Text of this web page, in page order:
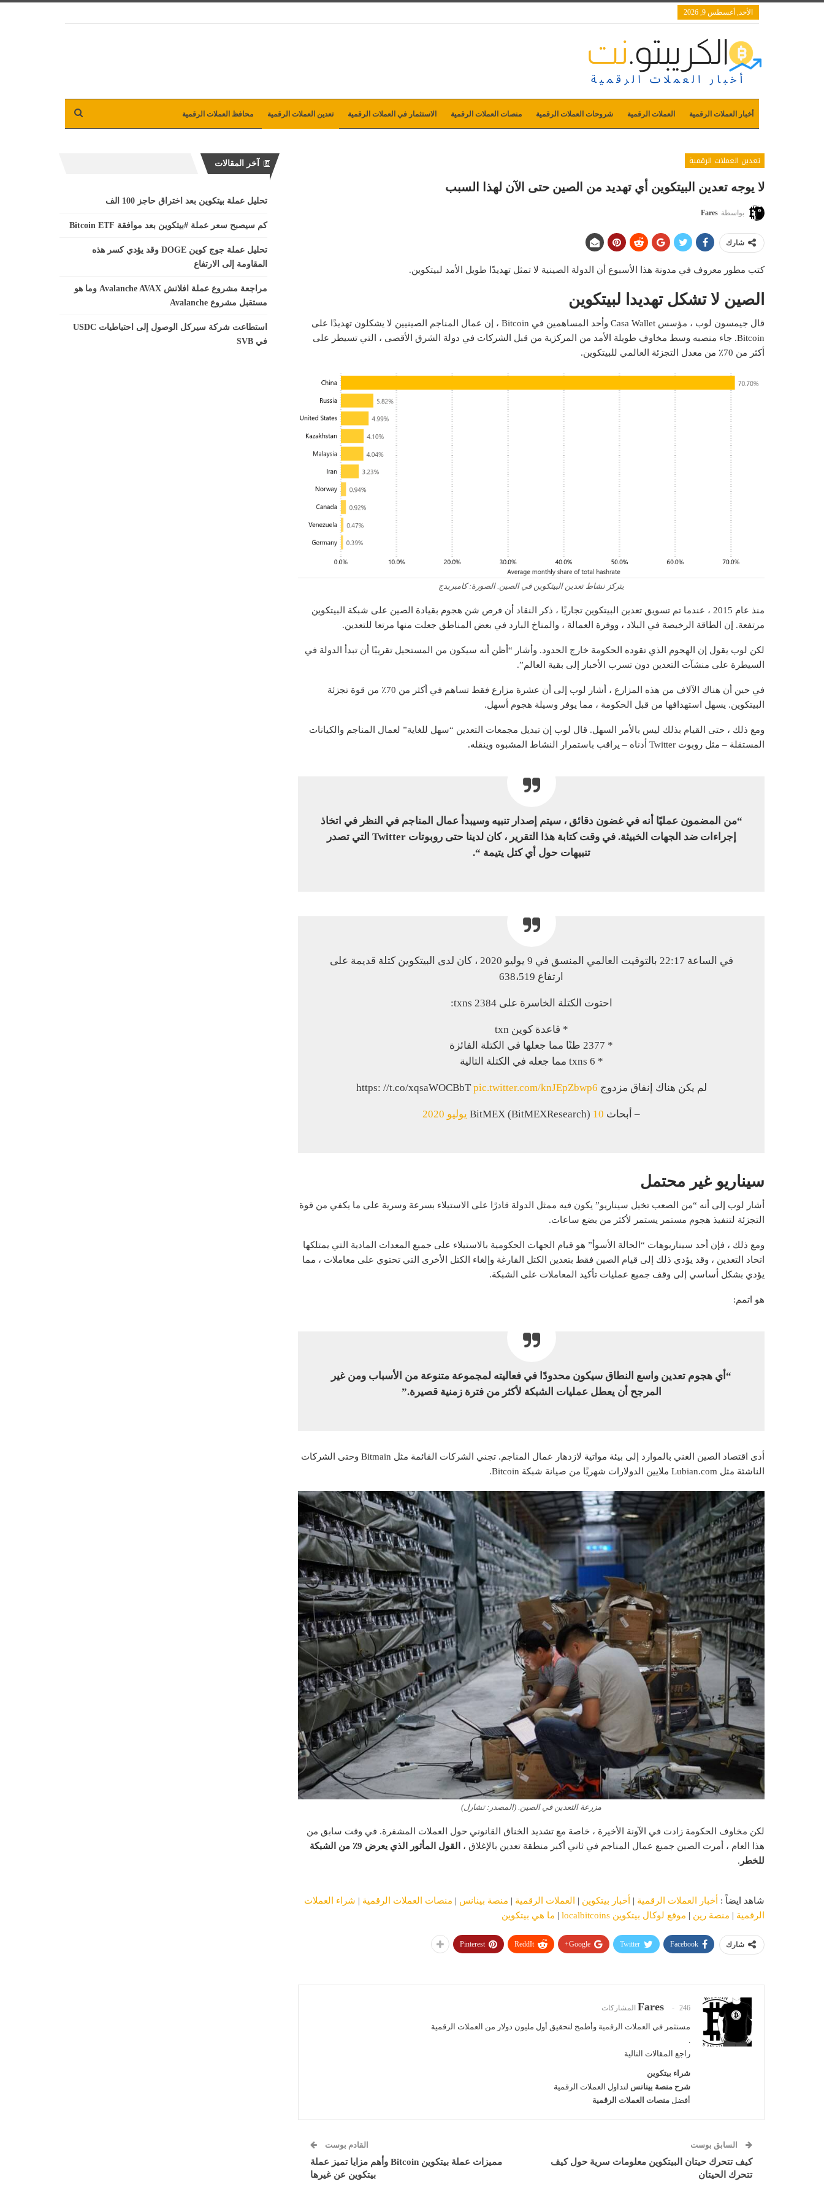
الأحد, أغسطس 9, 2026
أخبار العملات الرقمية العملات الرقمية شروحات العملات الرقمية منصات العملات الرقمية الاستثمار في العملات الرقمية تعدين العملات الرقمية محافظ العملات الرقمية
تعدين العملات الرقمية
لا يوجه تعدين البيتكوين أي تهديد من الصين حتى الآن لهذا السبب
بواسطة Fares
شارك
كتب مطور معروف في مدونة هذا الأسبوع أن الدولة الصينية لا تمثل تهديدًا طويل الأمد لبيتكوين.
الصين لا تشكل تهديدا لبيتكوين
قال جيمسون لوب ، مؤسس Casa Wallet وأحد المساهمين في Bitcoin ، إن عمال المناجم الصينيين لا يشكلون تهديدًا على
Bitcoin. جاء منصبه وسط مخاوف طويلة الأمد من المركزية من قبل الشركات في دولة الشرق الأقصى ، التي تسيطر على
أكثر من 70٪ من معدل التجزئة العالمي للبيتكوين.
يتركز نشاط تعدين البيتكوين في الصين. الصورة: كامبريدج
منذ عام 2015 ، عندما تم تسويق تعدين البيتكوين تجاريًا ، ذكر النقاد أن فرص شن هجوم بقيادة الصين على شبكة البيتكوين
مرتفعة. إن الطاقة الرخيصة في البلاد ، ووفرة العمالة ، والمناخ البارد في بعض المناطق جعلت منها مرتعا للتعدين.
لكن لوب يقول إن الهجوم الذي تقوده الحكومة خارج الحدود. وأشار “أظن أنه سيكون من المستحيل تقريبًا أن تبدأ الدولة في
السيطرة على منشآت التعدين دون تسرب الأخبار إلى بقية العالم”.
في حين أن هناك الآلاف من هذه المزارع ، أشار لوب إلى أن عشرة مزارع فقط تساهم في أكثر من 70٪ من قوة تجزئة
البيتكوين. يسهل استهدافها من قبل الحكومة ، مما يوفر وسيلة هجوم أسهل.
ومع ذلك ، حتى القيام بذلك ليس بالأمر السهل. قال لوب إن تبديل مجمعات التعدين “سهل للغاية” لعمال المناجم والكيانات
المستقلة – مثل روبوت Twitter أدناه – يراقب باستمرار النشاط المشبوه وينقله.
“من المضمون عمليًا أنه في غضون دقائق ، سيتم إصدار تنبيه وسيبدأ عمال المناجم في النظر في اتخاذ
إجراءات ضد الجهات الخبيثة. في وقت كتابة هذا التقرير ، كان لدينا حتى روبوتات Twitter التي تصدر
تنبيهات حول أي كتل يتيمة “.
في الساعة 22:17 بالتوقيت العالمي المنسق في 9 يوليو 2020 ، كان لدى البيتكوين كتلة قديمة على
ارتفاع 638،519
احتوت الكتلة الخاسرة على 2384 txns:
* قاعدة كوين txn
* 2377 طنًا مما جعلها في الكتلة الفائزة
* 6 txns مما جعله في الكتلة التالية
لم يكن هناك إنفاق مزدوج https: //t.co/xqsaWOCBbT pic.twitter.com/knJEpZbwp6
– أبحاث BitMEX (BitMEXResearch) 10 يوليو 2020
سيناريو غير محتمل
أشار لوب إلى أنه “من الصعب تخيل سيناريو” يكون فيه ممثل الدولة قادرًا على الاستيلاء بسرعة وسرية على ما يكفي من قوة
التجزئة لتنفيذ هجوم مستمر يستمر لأكثر من بضع ساعات.
ومع ذلك ، فإن أحد سيناريوهات “الحالة الأسوأ” هو قيام الجهات الحكومية بالاستيلاء على جميع المعدات المادية التي يمتلكها
اتحاد التعدين ، وقد يؤدي ذلك إلى قيام الصين فقط بتعدين الكتل الفارغة وإلغاء الكتل الأخرى التي تحتوي على معاملات ، مما
يؤدي بشكل أساسي إلى وقف جميع عمليات تأكيد المعاملات على الشبكة.
هو اتمم:
“أي هجوم تعدين واسع النطاق سيكون محدودًا في فعاليته لمجموعة متنوعة من الأسباب ومن غير
المرجح أن يعطل عمليات الشبكة لأكثر من فترة زمنية قصيرة.”
أدى اقتصاد الصين الغني بالموارد إلى بيئة مواتية لازدهار عمال المناجم. تجني الشركات القائمة مثل Bitmain وحتى الشركات
الناشئة مثل Lubian.com ملايين الدولارات شهريًا من صيانة شبكة Bitcoin.
مزرعة التعدين في الصين. (المصدر: تشارل)
لكن مخاوف الحكومة زادت في الآونة الأخيرة ، خاصة مع تشديد الخناق القانوني حول العملات المشفرة. في وقت سابق من
هذا العام ، أمرت الصين جميع عمال المناجم في ثاني أكبر منطقة تعدين بالإغلاق ،
القول المأثور الذي يعرض 9٪ من الشبكة
للخطر .
شاهد ايضاً : أخبار العملات الرقمية | أخبار بيتكوين | العملات الرقمية | منصة بينانس | منصات العملات الرقمية | شراء العملات
الرقمية | منصة رين | موقع لوكال بيتكوين localbitcoins | ما هي بيتكوين
شارك Facebook
Twitter
Google+
ReddIt
Pinterest
Fares 246 المشاركات
مستثمر في العملات الرقمية وأطمح لتحقيق أول مليون دولار من العملات الرقمية
راجع المقالات التالية
شراء بيتكوين
شرح منصة بينانس لتداول العملات الرقمية
أفضل منصات العملات الرقمية
السابق بوست
كيف تتحرك حيتان البيتكوين معلومات سرية حول كيف
تتحرك الحيتان
القادم بوست
مميزات عملة بيتكوين Bitcoin وأهم مزايا تميز عملة
بيتكوين عن غيرها
آخر المقالات
تحليل عملة بيتكوين بعد اختراق حاجز 100 الف
كم سيصبح سعر عملة #بيتكوين بعد موافقة Bitcoin ETF
تحليل عملة جوج كوين DOGE وقد يؤدي كسر هذه
المقاومة إلى الارتفاع
مراجعة مشروع عملة افلانش Avalanche AVAX وما هو
مستقبل مشروع Avalanche
استطاعت شركة سيركل الوصول إلى احتياطيات USDC
في SVB